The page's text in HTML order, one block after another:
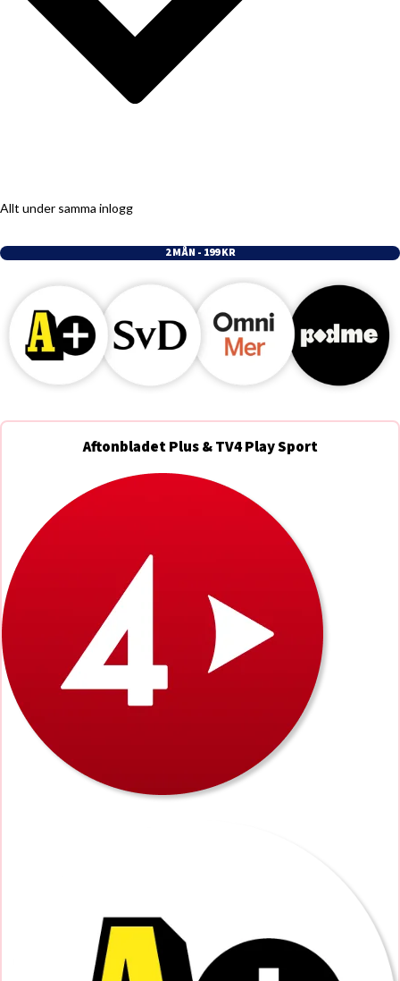
Allt under samma inlogg
2 MÅN - 199 KR
Aftonbladet Plus & TV4 Play Sport